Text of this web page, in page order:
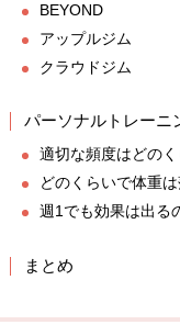
BEYOND
アップルジム
クラウドジム
パーソナルトレーニ
適切な頻度はどのく
どのくらいで体重
週1でも効果は出る
まとめ